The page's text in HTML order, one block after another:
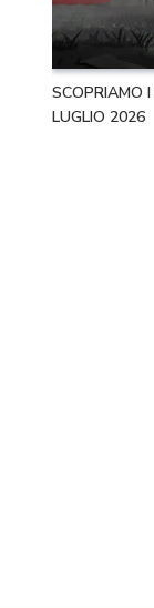
SCOPRIAMO
LUGLIO 2026